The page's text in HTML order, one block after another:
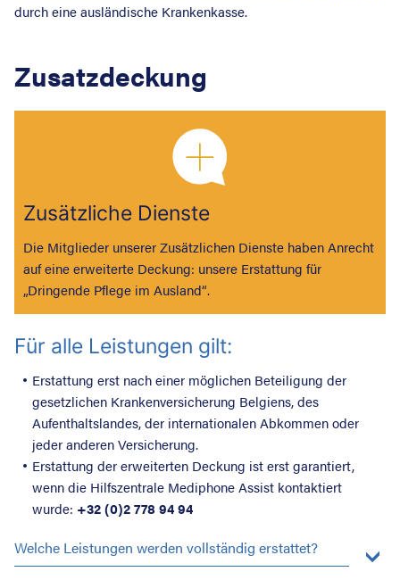
durch eine ausländische Krankenkasse.
Zusatzdeckung
Zusätzliche Dienste
Die Mitglieder unserer Zusätzlichen Dienste haben Anrecht
auf eine erweiterte Deckung: unsere Erstattung für
„Dringende Pflege im Ausland“.
Für alle Leistungen gilt:
Erstattung erst nach einer möglichen Beteiligung der
gesetzlichen Krankenversicherung Belgiens, des
Aufenthaltslandes, der internationalen Abkommen oder
jeder anderen Versicherung.
Erstattung der erweiterten Deckung ist erst garantiert,
wenn die Hilfszentrale Mediphone Assist kontaktiert
wurde: +32 (0)2 778 94 94
Welche Leistungen werden vollständig erstattet?